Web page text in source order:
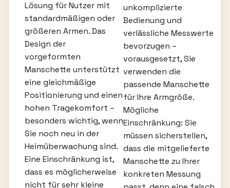
Lösung für Nutzer mit
standardmäßigen oder
größeren Armen. Das
Design der
vorgeformten
Manschette unterstützt
eine gleichmäßige
Positionierung und einen
hohen Tragekomfort –
besonders wichtig, wenn
Sie noch neu in der
Heimüberwachung sind.
Eine Einschränkung ist,
dass es möglicherweise
nicht für sehr kleine
unkomplizierte
Bedienung und
verlässliche Messwerte
bevorzugen –
vorausgesetzt, Sie
verwenden die
passende Manschette
für Ihre Armgröße.
Mögliche
Einschränkung: Sie
müssen sicherstellen,
dass die mitgelieferte
Manschette zu Ihrer
konkreten Messung